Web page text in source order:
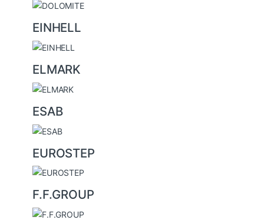
EINHELL
ELMARK
ESAB
EUROSTEP
F.F.GROUP